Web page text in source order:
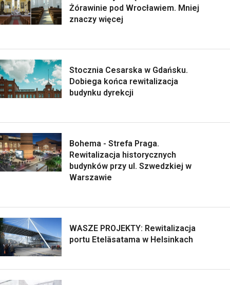
Żórawinie pod Wrocławiem. Mniej
znaczy więcej
Stocznia Cesarska w Gdańsku.
Dobiega końca rewitalizacja
budynku dyrekcji
Bohema - Strefa Praga.
Rewitalizacja historycznych
budynków przy ul. Szwedzkiej w
Warszawie
WASZE PROJEKTY: Rewitalizacja
portu Eteläsatama w Helsinkach